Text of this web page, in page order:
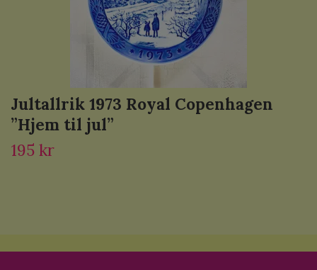
Jultallrik 1973 Royal Copenhagen
”Hjem til jul”
195 kr